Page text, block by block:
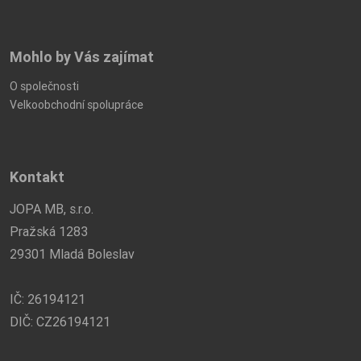
Mohlo by Vás zajímat
O společnosti
Velkoobchodní spolupráce
Kontakt
JOPA MB, s.r.o.
Pražská 1283
29301 Mladá Boleslav
IČ: 26194121
DIČ: CZ26194121